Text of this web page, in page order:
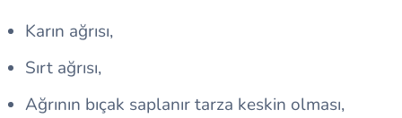
Karın ağrısı,
Sırt ağrısı,
Ağrının bıçak saplanır tarza keskin olması,